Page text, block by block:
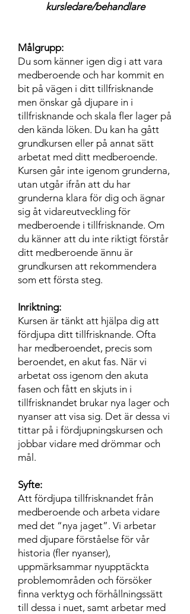
kursledare/behandlare
Målgrupp:
Du som känner igen dig i att vara
medberoende och har kommit en
bit på vägen i ditt tillfrisknande
men önskar gå djupare in i
tillfrisknande och skala fler lager på
den kända löken. Du kan ha gått
grundkursen eller på annat sätt
arbetat med ditt medberoende.
Kursen går inte igenom grunderna,
utan utgår ifrån att du har
grunderna klara för dig och ägnar
sig åt vidareutveckling för
medberoende i tillfrisknande. Om
du känner att du inte riktigt förstår
ditt medberoende ännu är
grundkursen att rekommendera
som ett första steg.
Inriktning:
Kursen är tänkt att hjälpa dig att
fördjupa ditt tillfrisknande. Ofta
har medberoendet, precis som
beroendet, en akut fas. När vi
arbetat oss igenom den akuta
fasen och fått en skjuts in i
tillfrisknandet brukar nya lager och
nyanser att visa sig. Det är dessa vi
tittar på i fördjupningskursen och
jobbar vidare med drömmar och
mål.
Syfte:
Att fördjupa tillfrisknandet från
medberoende och arbeta vidare
med det “nya jaget”. Vi arbetar
med djupare förståelse för vår
historia (fler nyanser),
uppmärksammar nyupptäckta
problemområden och försöker
finna verktyg och förhållningssätt
till dessa i nuet, samt arbetar med